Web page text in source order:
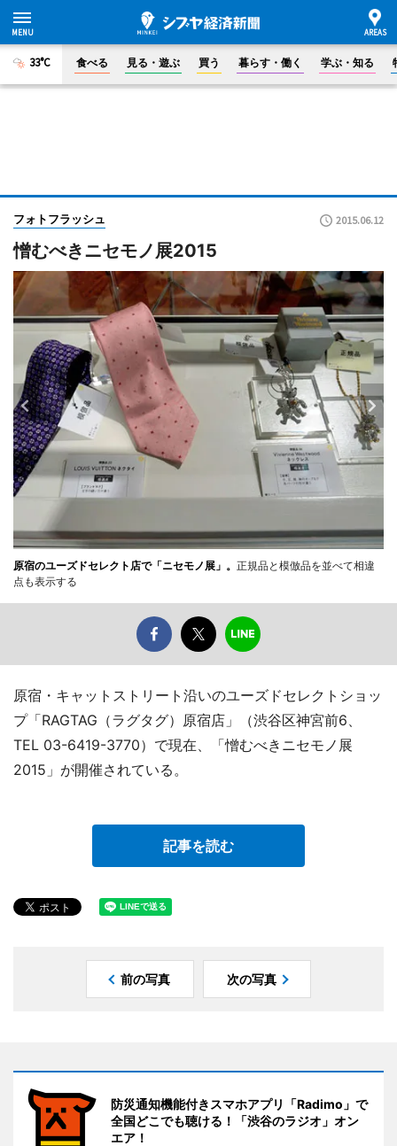
33°C 食べる 見る・遊ぶ 買う 暮らす・働く 学ぶ・知る
フォトフラッシュ 2015.06.12
憎むべきニセモノ展2015
原宿のユーズドセレクト店で「ニセモノ展」。 正規品と模倣品を並べて相違
点も表示する
原宿・キャットストリート沿いのユーズドセレクトショッ
プ「RAGTAG（ラグタグ）原宿店」（渋谷区神宮前6、
TEL 03-6419-3770）で現在、「憎むべきニセモノ展
2015」が開催されている。
記事を読む
前の写真 次の写真
防災通知機能付きスマホアプリ「Radimo」で
全国どこでも聴ける！「渋谷のラジオ」オン
エア！